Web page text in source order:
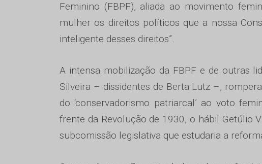
Feminino (FBPF), aliada ao movimento
mulher os direitos políticos que a nossa
inteligente desses direitos”.
A intensa mobilização da FBPF e de outras
Silveira – dissidentes de Berta Lutz –,
do ‘conservadorismo patriarcal’ ao voto
frente da Revolução de 1930, o hábil Getúlio
subcomissão legislativa que estudaria a